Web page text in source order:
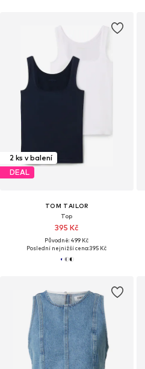
2 ks v balení
DEAL
TOM TAILOR
Top
395 Kč
Původně: 499 Kč
Poslední nejnižší cena:395 Kč